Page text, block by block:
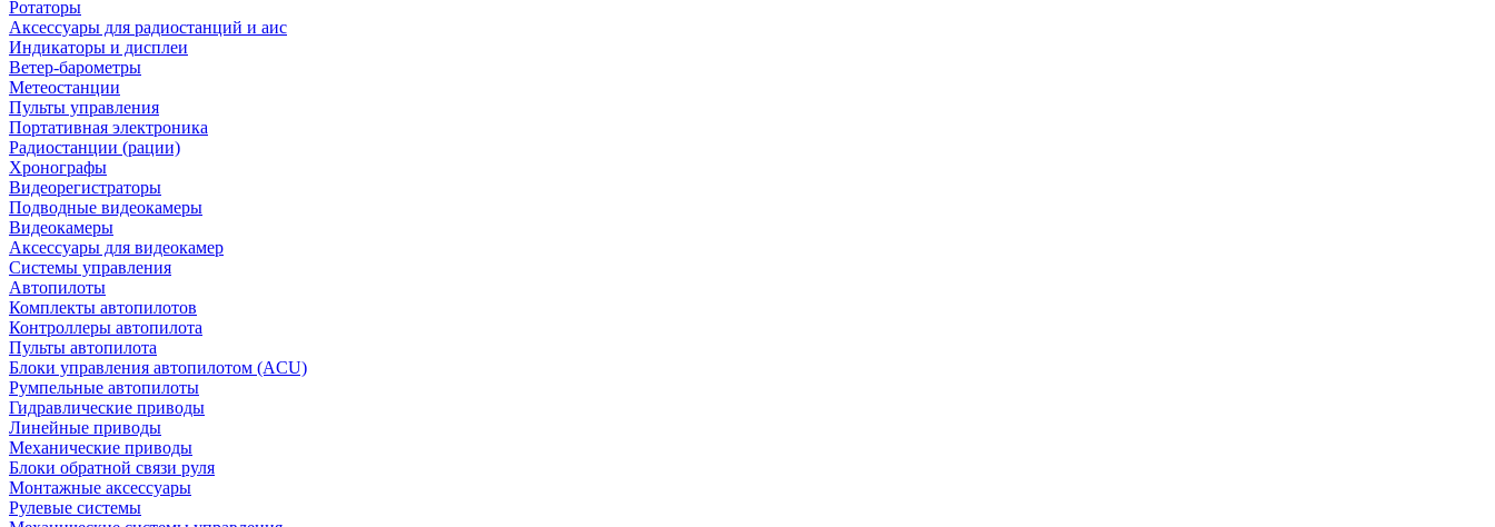
Ротаторы
Аксессуары для радиостанций и аис
Индикаторы и дисплеи
Ветер-барометры
Метеостанции
Пульты управления
Портативная электроника
Радиостанции (рации)
Хронографы
Видеорегистраторы
Подводные видеокамеры
Видеокамеры
Аксессуары для видеокамер
Системы управления
Автопилоты
Комплекты автопилотов
Контроллеры автопилота
Пульты автопилота
Блоки управления автопилотом (ACU)
Румпельные автопилоты
Гидравлические приводы
Линейные приводы
Механические приводы
Блоки обратной связи руля
Монтажные аксессуары
Рулевые системы